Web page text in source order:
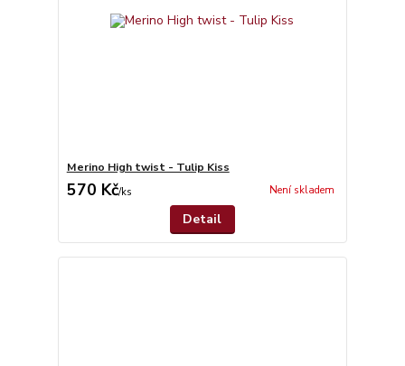
Merino High twist - Tulip Kiss
570 Kč/ks Není skladem
Detail